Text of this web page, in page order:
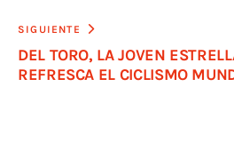
SIGUIENTE
DEL TORO, LA JOVEN
REFRESCA EL CICLISMO